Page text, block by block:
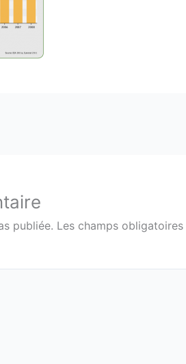
publiée. Les champs